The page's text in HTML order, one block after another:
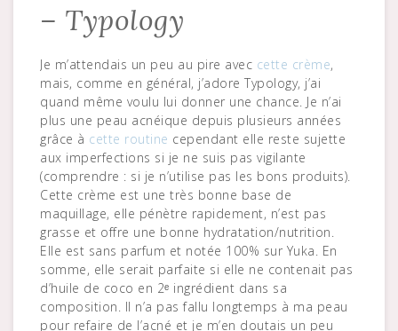
– Typology
Je m’attendais un peu au pire avec cette crème,
mais, comme en général, j’adore Typology, j’ai
quand même voulu lui donner une chance. Je n’ai
plus une peau acnéique depuis plusieurs années
grâce à cette routine cependant elle reste sujette
aux imperfections si je ne suis pas vigilante
(comprendre : si je n’utilise pas les bons produits).
Cette crème est une très bonne base de
maquillage, elle pénètre rapidement, n’est pas
grasse et offre une bonne hydratation/nutrition.
Elle est sans parfum et notée 100% sur Yuka. En
somme, elle serait parfaite si elle ne contenait pas
d’huile de coco en 2ᵉ ingrédient dans sa
composition. Il n’a pas fallu longtemps à ma peau
pour refaire de l’acné et je m’en doutais un peu